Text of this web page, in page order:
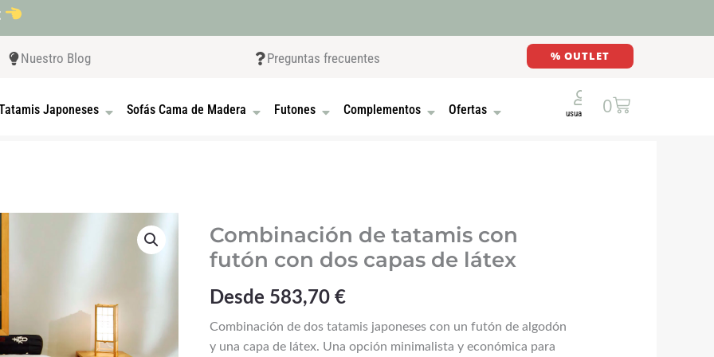
Nuestro Blog Preguntas frecuentes % OUTLET
CAMAS JAPONESAS
Japoneses OPEN TATAMIS JAPONESES
Sofás Cama de Madera OPEN SOFÁS CAMA DE MADERA
Futones OPEN FUTONES
Complementos OPEN COMPLEMENTOS
Ofertas 0
Cart
Combinación de tatamis con
futón con dos capas de látex
Desde 583,70€
Combinación de dos tatamis japoneses con un futón de algodón
y una capa de látex. Una opción minimalista y económica para